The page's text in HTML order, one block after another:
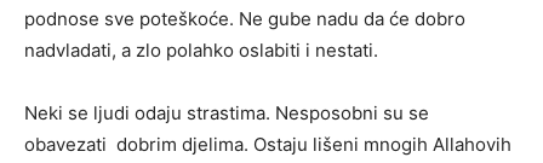
podnose sve poteškoće. Ne gube nadu da će dobro
nadvladati, a zlo polahko oslabiti i nestati.
Neki se ljudi odaju strastima. Nesposobni su se
obavezati dobrim djelima. Ostaju lišeni mnogih Allahovih